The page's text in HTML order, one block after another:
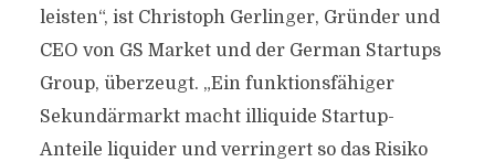
leisten“, ist Christoph Gerlinger, Gründer und
CEO von GS Market und der German Startups
Group, überzeugt. „Ein funktionsfähiger
Sekundärmarkt macht illiquide Startup-
Anteile liquider und verringert so das Risiko